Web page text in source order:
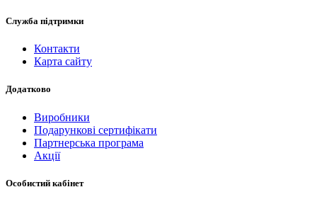
Служба підтримки
Контакти
Карта сайту
Додатково
Виробники
Подарункові сертифікати
Партнерська програма
Акції
Особистий кабінет